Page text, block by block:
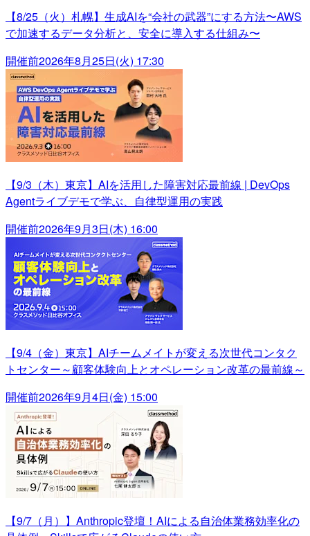
【8/25（火）札幌】生成AIを“会社の武器”にする方法〜AWS
で加速するデータ分析と、安全に導入する仕組み〜
開催前2026年8月25日(火) 17:30
【9/3（木）東京】AIを活用した障害対応最前線 | DevOps
Agentライブデモで学ぶ、自律型運用の実践
開催前2026年9月3日(木) 16:00
【9/4（金）東京】AIチームメイトが変える次世代コンタク
トセンター～顧客体験向上とオペレーション改革の最前線～
開催前2026年9月4日(金) 15:00
【9/7（月）】Anthropic登壇！AIによる自治体業務効率化の